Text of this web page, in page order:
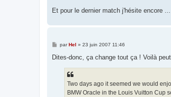
Et pour le dernier match j'hésite encore ...
M
s
parHel » 23 juin 2007 11:46
Dites-donc, ça change tout ça ! Voilà
Two days ago it seemed we would
BMW Oracle in the Louis Vuitton Cup